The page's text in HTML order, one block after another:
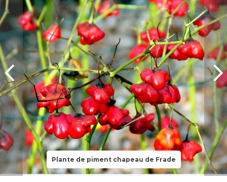
Plante de piment chapeau de Frade